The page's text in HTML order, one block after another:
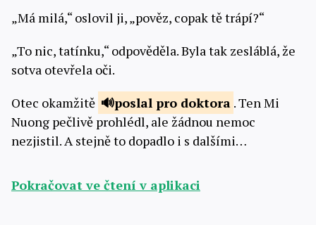
„Má milá,“ oslovil ji, „pověz, copak tě trápí?“
„To nic, tatínku,“ odpověděla. Byla tak zesláblá, že
sotva otevřela oči.
Otec okamžitě
poslal pro doktora . Ten Mi
Nuong pečlivě prohlédl, ale žádnou nemoc
nezjistil. A stejně to dopadlo i s dalšími…
Pokračovat ve čtení v aplikaci